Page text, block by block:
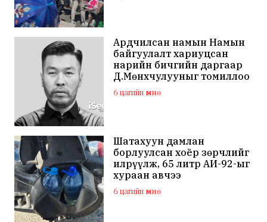
Ардчилсан намын Намын
байгуулалт хариуцсан
нарийн бичгийн даргаар
Д.Мөнхчулууныг томиллоо
6 цагийн өмнө
Шатахуун дамлан
борлуулсан хоёр зөрчлийг
илрүүлж, 65 литр АИ-92-ыг
хураан авчээ
6 цагийн өмнө